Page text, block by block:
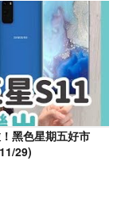
黑色星期五好市
29)